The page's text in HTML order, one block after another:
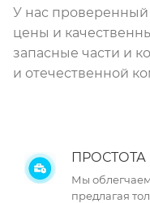
У нас проверенный
цены и
запасные части и
и отечественной
Мы
предлагая